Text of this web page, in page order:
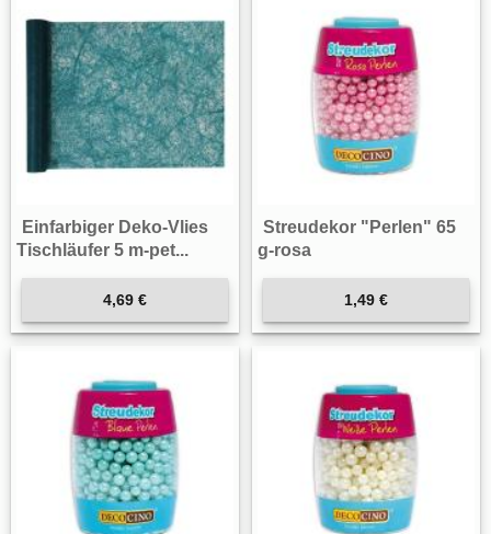
Einfarbiger Deko-Vlies
Tischläufer 5 m-pet...
4,69 €
Streudekor "Perlen" 65
g-rosa
1,49 €